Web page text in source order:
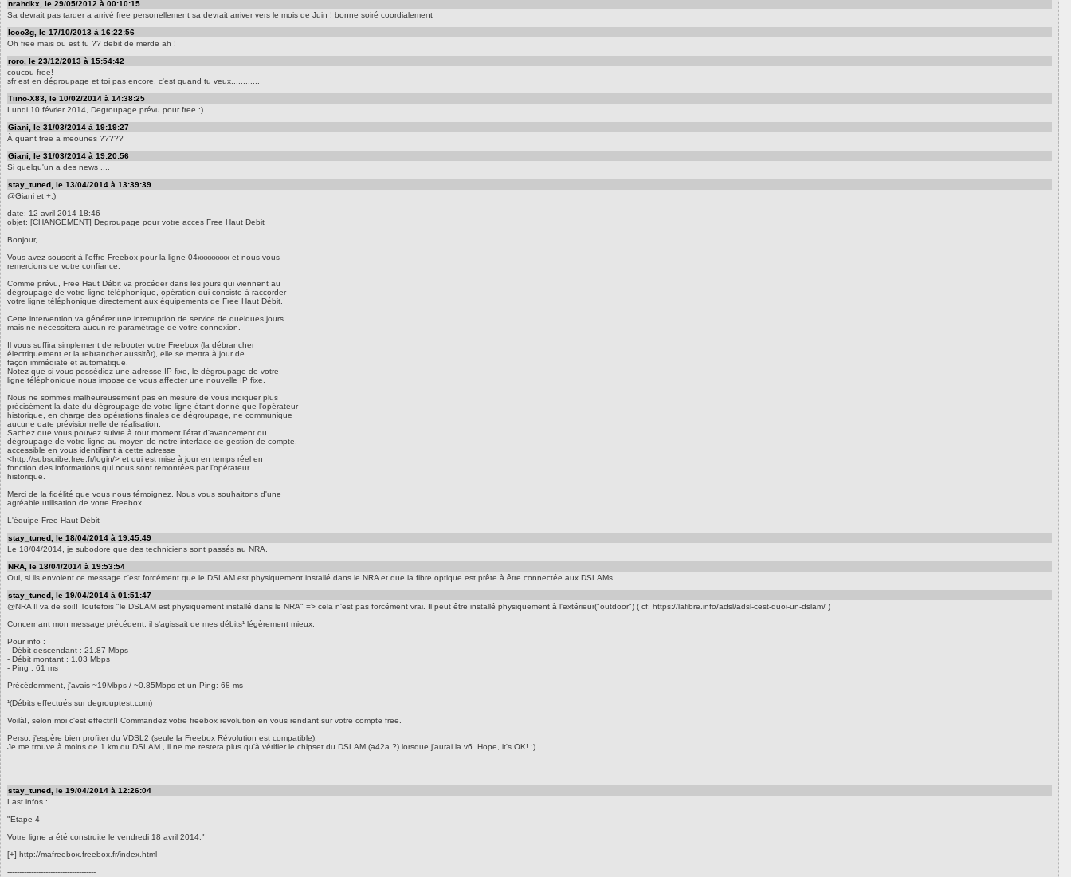
nrahdkx, le 29/05/2012 à 00:10:15
Sa devrait pas tarder a arrivé free personellement sa devrait arriver vers le mois de Juin ! bonne soiré coordialement
loco3g, le 17/10/2013 à 16:22:56
Oh free mais ou est tu ?? debit de merde ah !
roro, le 23/12/2013 à 15:54:42
coucou free!
sfr est en dégroupage et toi pas encore, c'est quand tu veux............
Tiino-X83, le 10/02/2014 à 14:38:25
Lundi 10 février 2014, Degroupage prévu pour free :)
Giani, le 31/03/2014 à 19:19:27
À quant free a meounes ?????
Giani, le 31/03/2014 à 19:20:56
Si quelqu'un a des news ....
stay_tuned, le 13/04/2014 à 13:39:39
@Giani et +;)
date: 12 avril 2014 18:46
objet: [CHANGEMENT] Degroupage pour votre acces Free Haut Debit
Bonjour,
Vous avez souscrit à l'offre Freebox pour la ligne 04xxxxxxxx et nous vous
remercions de votre confiance.
Comme prévu, Free Haut Débit va procéder dans les jours qui viennent au
dégroupage de votre ligne téléphonique, opération qui consiste à raccorder
votre ligne téléphonique directement aux équipements de Free Haut Débit.
Cette intervention va générer une interruption de service de quelques jours
mais ne nécessitera aucun re paramétrage de votre connexion.
Il vous suffira simplement de rebooter votre Freebox (la débrancher
électriquement et la rebrancher aussitôt), elle se mettra à jour de
façon immédiate et automatique.
Notez que si vous possédiez une adresse IP fixe, le dégroupage de votre
ligne téléphonique nous impose de vous affecter une nouvelle IP fixe.
Nous ne sommes malheureusement pas en mesure de vous indiquer plus
précisément la date du dégroupage de votre ligne étant donné que l'opérateur
historique, en charge des opérations finales de dégroupage, ne communique
aucune date prévisionnelle de réalisation.
Sachez que vous pouvez suivre à tout moment l'état d'avancement du
dégroupage de votre ligne au moyen de notre interface de gestion de compte,
accessible en vous identifiant à cette adresse
<http://subscribe.free.fr/login/> et qui est mise à jour en temps réel en
fonction des informations qui nous sont remontées par l'opérateur
historique.
Merci de la fidélité que vous nous témoignez. Nous vous souhaitons d'une
agréable utilisation de votre Freebox.
L'équipe Free Haut Débit
stay_tuned, le 18/04/2014 à 19:45:49
Le 18/04/2014, je subodore que des techniciens sont passés au NRA.
NRA, le 18/04/2014 à 19:53:54
Oui, si ils envoient ce message c'est forcément que le DSLAM est physiquement installé dans le NRA et que la fibre optique est prête à être connectée aux DSLAMs.
stay_tuned, le 19/04/2014 à 01:51:47
@NRA Il va de soi!! Toutefois "le DSLAM est physiquement installé dans le NRA" => cela n'est pas forcément vrai. Il peut être installé physiquement à l'extérieur("outdoor") ( cf: https://lafibre.info/adsl/adsl-cest-quoi-un-dslam/ )
Concernant mon message précédent, il s'agissait de mes débits¹ légèrement mieux.
Pour info :
- Débit descendant : 21.87 Mbps
- Débit montant : 1.03 Mbps
- Ping : 61 ms
Précédemment, j'avais ~19Mbps / ~0.85Mbps et un Ping: 68 ms
¹(Débits effectués sur degrouptest.com)
Voilà!, selon moi c'est effectif!! Commandez votre freebox revolution en vous rendant sur votre compte free.
Perso, j'espère bien profiter du VDSL2 (seule la Freebox Révolution est compatible).
Je me trouve à moins de 1 km du DSLAM , il ne me restera plus qu'à vérifier le chipset du DSLAM (a42a ?) lorsque j'aurai la v6. Hope, it's OK! ;)
stay_tuned, le 19/04/2014 à 12:26:04
Last infos :
"Etape 4
Votre ligne a été construite le vendredi 18 avril 2014."
[+] http://mafreebox.freebox.fr/index.html
-------------------------------------